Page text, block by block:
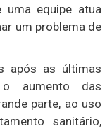
uma equipe atua
um problema de
após as últimas
aumento das
parte, ao uso
sanitário,